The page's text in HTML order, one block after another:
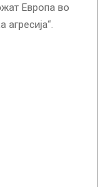
Европа во